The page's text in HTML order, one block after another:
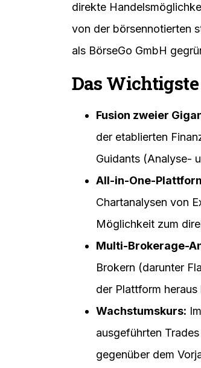
direkte
von der börsennotierten
als BörseGo GmbH
Das
Fusion zweier
der etablierten
Guidants (Analyse-
All-in-One-
Chartanalysen von
Möglichkeit zum
Multi-Brokerage-
Brokern (darunter
der Plattform heraus
Wachstumskurs:
ausgeführten
gegenüber dem